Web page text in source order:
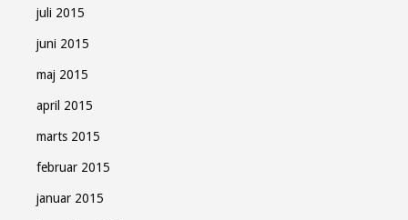
juli 2015
juni 2015
maj 2015
april 2015
marts 2015
februar 2015
januar 2015